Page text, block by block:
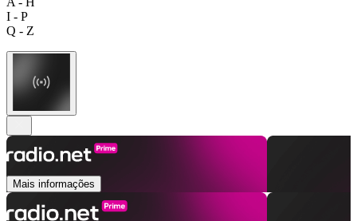
I - P
Q - Z
Mais informações